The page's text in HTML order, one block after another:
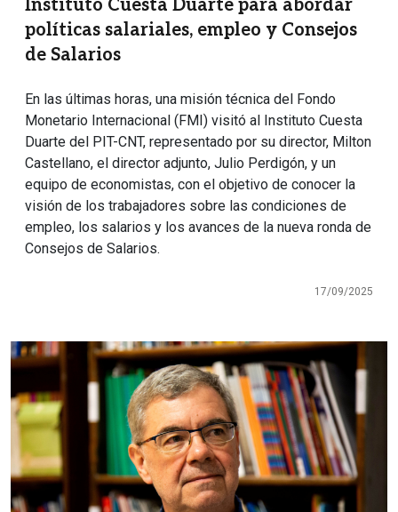
Instituto Cuesta Duarte para abordar
políticas salariales, empleo y Consejos
de Salarios
En las últimas horas, una misión técnica del Fondo
Monetario Internacional (FMI) visitó al Instituto Cuesta
Duarte del PIT-CNT, representado por su director, Milton
Castellano, el director adjunto, Julio Perdigón, y un
equipo de economistas, con el objetivo de conocer la
visión de los trabajadores sobre las condiciones de
empleo, los salarios y los avances de la nueva ronda de
Consejos de Salarios.
17/09/2025
Imagen